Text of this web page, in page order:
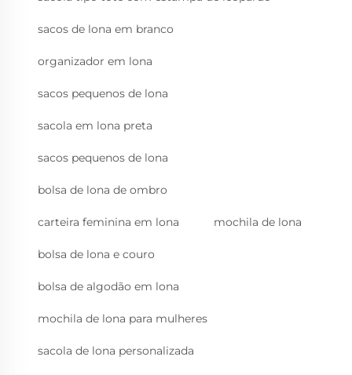
sacos de lona em branco
organizador em lona
sacos pequenos de lona
sacola em lona preta
sacos pequenos de lona
bolsa de lona de ombro
carteira feminina em lona mochila de lona
bolsa de lona e couro
bolsa de algodão em lona
mochila de lona para mulheres
sacola de lona personalizada